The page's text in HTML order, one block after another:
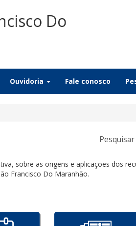
Do
Ouvidoria Fale conosco
Pesquisar
sobre as origens e aplicações dos
Francisco Do Maranhão.